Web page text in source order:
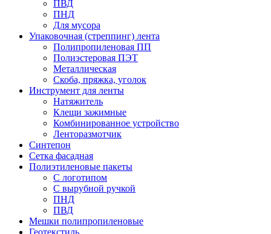
ПВД
ПНД
Для мусора
Упаковочная (стреппинг) лента
Полипропиленовая ПП
Полиэстеровая ПЭТ
Металлическая
Скоба, пряжка, уголок
Инструмент для ленты
Натяжитель
Клещи зажимные
Комбинированное устройство
Ленторазмотчик
Синтепон
Сетка фасадная
Полиэтиленовые пакеты
С логотипом
С вырубной ручкой
ПНД
ПВД
Мешки полипропиленовые